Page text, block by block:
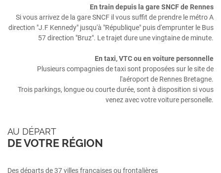
En train depuis la gare SNCF de Rennes
Si vous arrivez de la gare SNCF il vous suffit de prendre le métro A
direction "J.F Kennedy" jusqu'à "République" puis d'emprunter le Bus
57 direction "Bruz". Le trajet dure une vingtaine de minute.
En taxi, VTC ou en voiture personnelle
Plusieurs compagnies de taxi sont proposées sur le site de
l'aéroport de Rennes Bretagne.
Trois parkings, longue ou courte durée, sont à disposition si vous
venez avec votre voiture personelle.
AU DÉPART
DE VOTRE RÉGION
Des départs de 37 villes françaises ou frontalières